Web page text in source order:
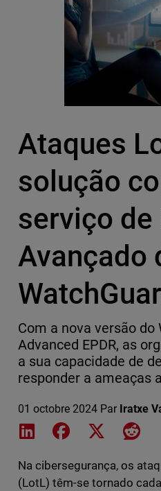
Ataques
solução
serviço de
Avançado
Com a nova versão do
Advanced EPDR, as
a sua capacidade de
responder a ameaças
01 octobre 2024 Par Iratxe
Share on LinkedIn
Share on Facebook
Share on X
Na cibersegurança, os
(LotL) têm-se tornado